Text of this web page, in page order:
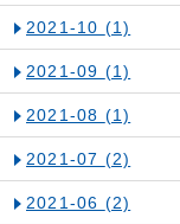
2021-10 (1)
2021-09 (1)
2021-08 (1)
2021-07 (2)
2021-06 (2)